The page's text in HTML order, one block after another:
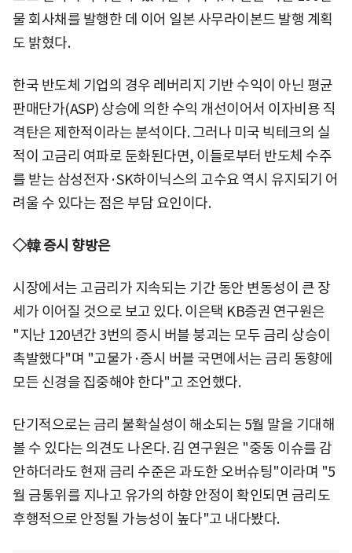
물 회사채를 발행한 데 이어 일본 사무라이본드 발행 계획
도 밝혔다.
한국 반도체 기업의 경우 레버리지 기반 수익이 아닌 평균
판매단가(ASP) 상승에 의한 수익 개선이어서 이자비용 직
격탄은 제한적이라는 분석이다. 그러나 미국 빅테크의 실
적이 고금리 여파로 둔화된다면, 이들로부터 반도체 수주
를 받는 삼성전자·SK하이닉스의 고수요 역시 유지되기 어
려울 수 있다는 점은 부담 요인이다.
◇韓 증시 향방은
시장에서는 고금리가 지속되는 기간 동안 변동성이 큰 장
세가 이어질 것으로 보고 있다. 이은택 KB증권 연구원은
"지난 120년간 3번의 증시 버블 붕괴는 모두 금리 상승이
촉발했다"며 "고물가·증시 버블 국면에서는 금리 동향에
모든 신경을 집중해야 한다"고 조언했다.
단기적으로는 금리 불확실성이 해소되는 5월 말을 기대해
볼 수 있다는 의견도 나온다. 김 연구원은 "중동 이슈를 감
안하더라도 현재 금리 수준은 과도한 오버슈팅"이라며 "5
월 금통위를 지나고 유가의 하향 안정이 확인되면 금리도
후행적으로 안정될 가능성이 높다"고 내다봤다.